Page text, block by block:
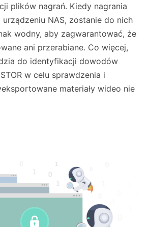
plików nagrań. Kiedy nagrania
urządzeniu NAS, zostanie do nich
wodny, aby zagwarantować, że
ani przerabiane. Co więcej,
do identyfikacji dowodów
w celu sprawdzenia i
materiały wideo nie